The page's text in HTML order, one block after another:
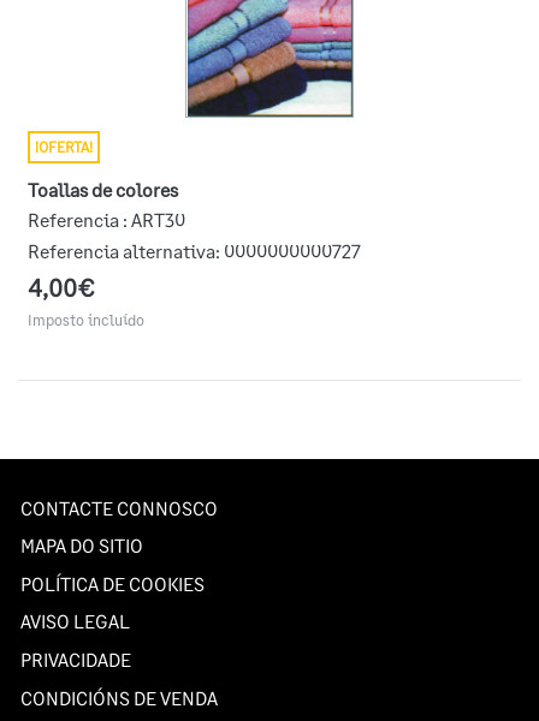
¡OFERTA!
Toallas de colores
Referencia : ART30
Referencia alternativa: 0000000000727
4,00€
Imposto incluído
CONTACTE CONNOSCO
MAPA DO SITIO
POLÍTICA DE COOKIES
AVISO LEGAL
PRIVACIDADE
CONDICIÓNS DE VENDA